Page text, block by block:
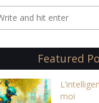
Featured
moi